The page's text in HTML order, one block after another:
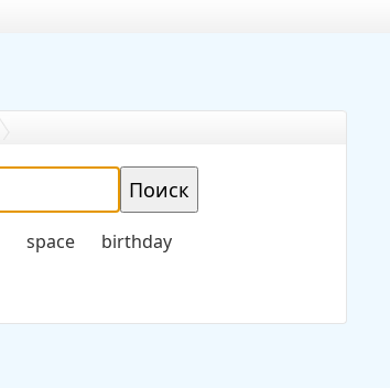
space birthday